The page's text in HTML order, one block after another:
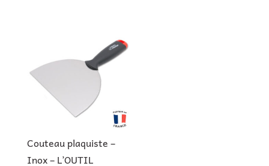
Couteau plaquiste –
Inox – L’OUTIL